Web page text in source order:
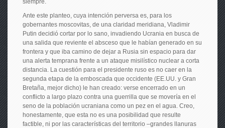
siempre.
Ante este planteo, cuya intención perversa es, para los
gobernantes moscovitas, de una claridad meridiana, Vladimir
Putin decidió cortar por lo sano, invadiendo Ucrania en busca de
una salida que reviente el absceso que le habían generado en su
frontera y que iba camino de dejar a Rusia sin espacio para dar
una alerta temprana frente a un ataque misilístico nuclear a corta
distancia. La cuestión para el presidente ruso es no caer en la
segunda etapa de la emboscada que occidente (EE.UU. y Gran
Bretaña, mejor dicho) le han creado: verse encerrado en un
conflicto a largo plazo contra una guerrilla que se movería en el
seno de la población ucraniana como un pez en el agua. Creo,
honestamente, que esta no es una posibilidad que resulte
factible, ni por las características del territorio –grandes llanuras